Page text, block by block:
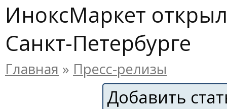
ИноксМаркет
Санкт-Петербурге
Главная » Пресс-релизы
Добавить